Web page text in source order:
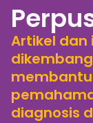
Artikel
diagnosis